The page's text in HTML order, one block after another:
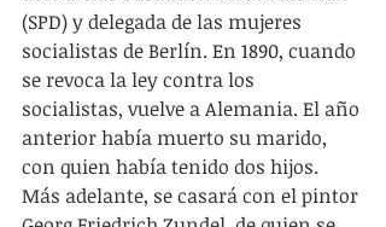
(SPD) y delegada de las mujeres
socialistas de Berlín. En 1890, cuando
se revoca la ley contra los
socialistas, vuelve a Alemania. El año
anterior había muerto su marido,
con quien había tenido dos hijos.
Más adelante, se casará con el pintor